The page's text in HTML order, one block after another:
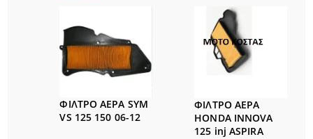
ΦΙΛΤΡΟ ΑΕΡΑ SYM
VS 125 150 06-12
ΦΙΛΤΡΟ ΑΕΡΑ
HONDA INNOVA
125 inj ASPIRA